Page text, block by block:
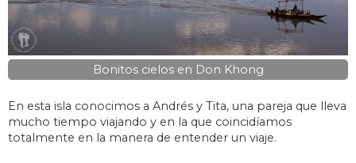
Bonitos cielos en Don Khong
En esta isla conocimos a Andrés y Tita, una pareja que lleva
mucho tiempo viajando y en la que coincidíamos
totalmente en la manera de entender un viaje.